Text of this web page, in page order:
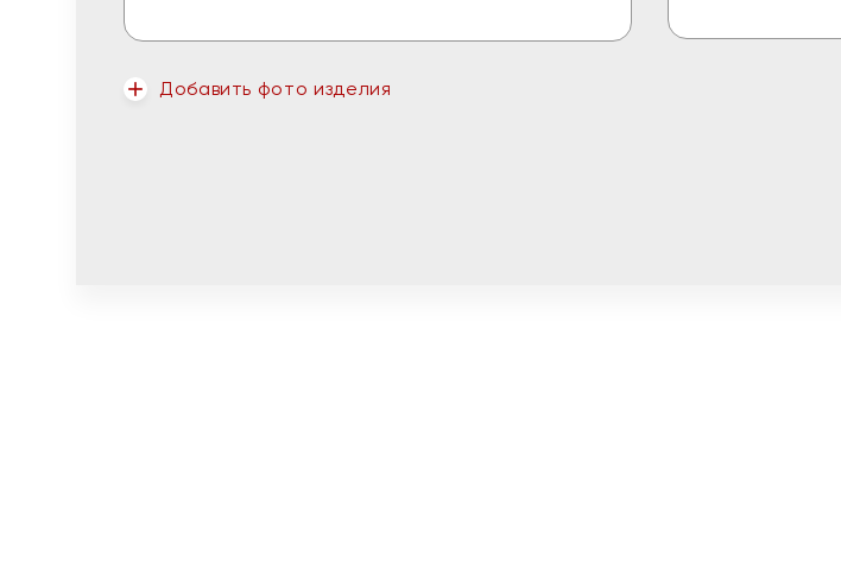
Добавить фото изделия